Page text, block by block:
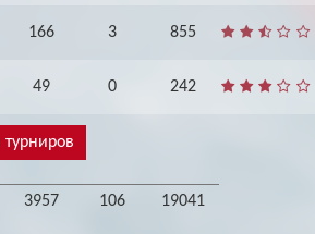
166 3 855
49 0 242
турниров
3957 106 19041